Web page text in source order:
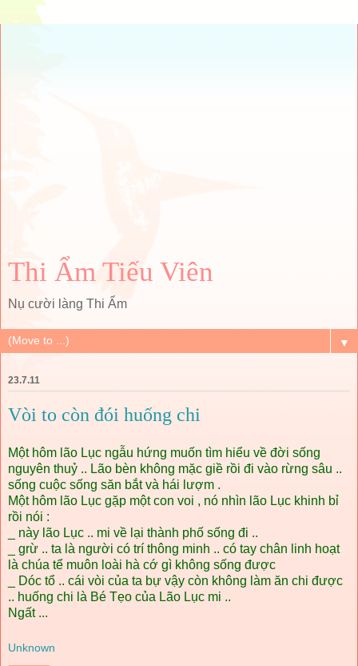
Thi Ẩm Tiếu Viên
Nụ cười làng Thi Ẩm
▼
23.7.11
Vòi to còn đói huống chi
Một hôm lão Lục ngẫu hứng muốn tìm hiểu về đời sống
nguyên thuỷ .. Lão bèn không mặc giề rồi đi vào rừng sâu ..
sống cuộc sống săn bắt và hái lượm .
Một hôm lão Lục gặp một con voi , nó nhìn lão Lục khinh bỉ
rồi nói :
_ này lão Lục .. mi về lại thành phố sống đi ..
_ grừ .. ta là người có trí thông minh .. có tay chân linh hoạt
là chúa tể muôn loài hà cớ gì không sống được
_ Dóc tổ .. cái vòi của ta bự vậy còn không làm ăn chi được
.. huống chi là Bé Tẹo của Lão Lục mi ..
Ngất ...
Unknown